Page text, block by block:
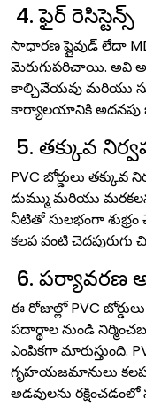
4. ఫైర్ రెసిస్టెన్స్
సాధారణ ప్లైవుడ్ లేదా
మెరుగుపరిచాయి. అవి
కాల్చివేయవు మరియు
కార్యాలయానికి అదనపు
5. తక్కువ
PVC బోర్డులు
దుమ్ము మరియు
నీటితో సులభంగా
కలప వంటి చెదపురుగు
6. పర్యావరణ
ఈ రోజుల్లో PVC
పదార్థాల నుండి
ఎంపికగా మారుస్తుంది.
గృహయజమానులు
అడవులను